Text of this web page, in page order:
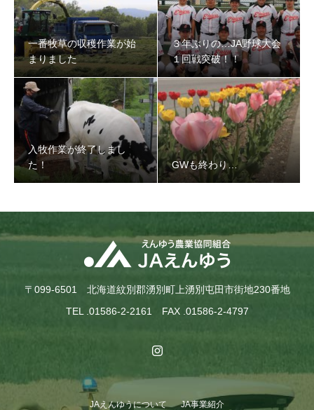
一番牧草の収穫作業が始
まりました
３年ぶりの…JA野球大会
１回戦突破！！
入牧作業が終了しまし
た！
GWも終わり…
〒099-6501 北海道紋別郡湧別町上湧別屯田市街地230番地
TEL .01586-2-2161 FAX .01586-2-4797
JAえんゆうについて JA事業紹介